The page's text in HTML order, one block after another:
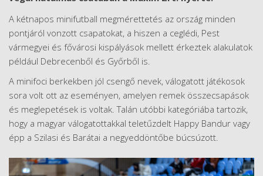
A kétnapos minifutball megmérettetés az ország minden
pontjáról vonzott csapatokat, a hiszen a ceglédi, Pest
vármegyei és fővárosi kispályások mellett érkeztek alakulatok
például Debrecenből és Győrből is.
A minifoci berkekben jól csengő nevek, válogatott játékosok
sora volt ott az eseményen, amelyen remek összecsapások
és meglepetések is voltak. Talán utóbbi kategóriába tartozik,
hogy a magyar válogatottakkal teletűzdelt Happy Bandur vagy
épp a Szilasi és Barátai a negyeddöntőbe búcsúzott.